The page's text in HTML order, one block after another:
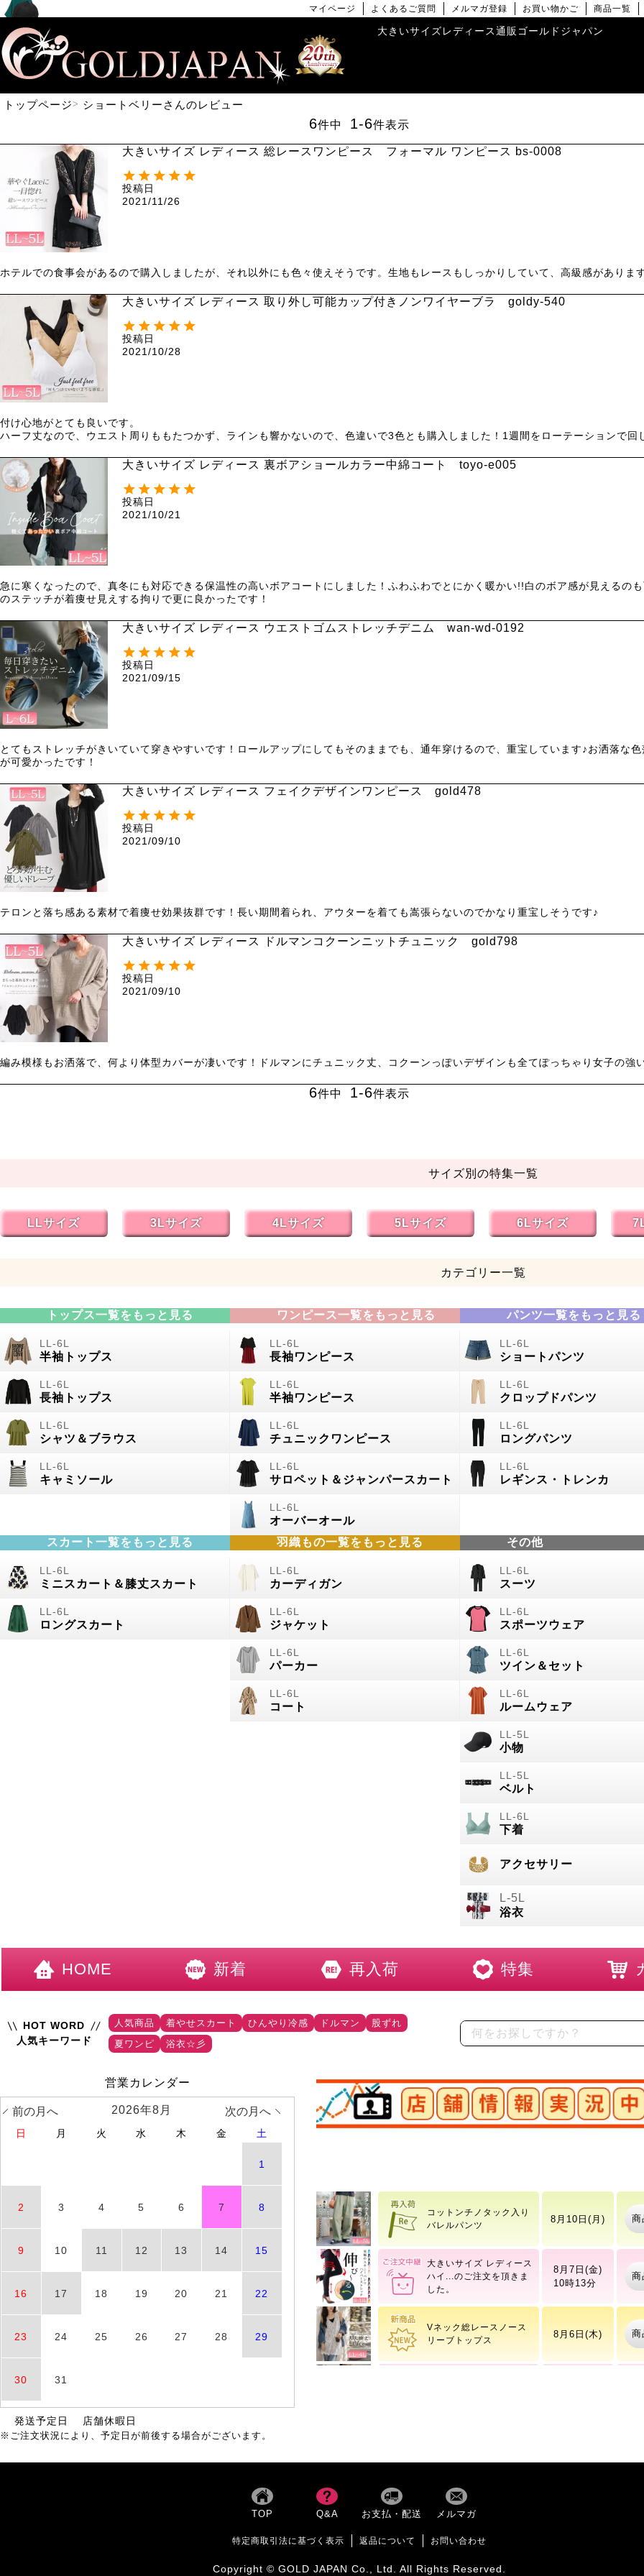
マイページ よくあるご質問 メルマガ登録 お買い物かご 商品一覧
大きいサイズレディース通販ゴールドジャパン
トップページ ショートベリーさんのレビュー
6件中 1-6件表示
大きいサイズ レディース 総レースワンピース フォーマル ワンピース bs-0008
投稿日
2021/11/26
ホテルでの食事会があるので購入しましたが、それ以外にも色々使えそうです。生地もレースもしっかりしていて、高級感がありま
大きいサイズ レディース 取り外し可能カップ付きノンワイヤーブラ goldy-540
投稿日
2021/10/28
付け心地がとても良いです。
ハーフ丈なので、ウエスト周りももたつかず、ラインも響かないので、色違いで3色とも購入しました！1週間をローテーションで回
大きいサイズ レディース 裏ボアショールカラー中綿コート toyo-e005
投稿日
2021/10/21
急に寒くなったので、真冬にも対応できる保温性の高いボアコートにしました！ふわふわでとにかく暖かい!!白のボア感が見えるの
のステッチが着痩せ見えする拘りで更に良かったです！
大きいサイズ レディース ウエストゴムストレッチデニム wan-wd-0192
投稿日
2021/09/15
とてもストレッチがきいていて穿きやすいです！ロールアップにしてもそのままでも、通年穿けるので、重宝しています♪お洒落な
が可愛かったです！
大きいサイズ レディース フェイクデザインワンピース gold478
投稿日
2021/09/10
テロンと落ち感ある素材で着痩せ効果抜群です！長い期間着られ、アウターを着ても嵩張らないのでかなり重宝しそうです♪
大きいサイズ レディース ドルマンコクーンニットチュニック gold798
投稿日
2021/09/10
編み模様もお洒落で、何より体型カバーが凄いです！ドルマンにチュニック丈、コクーンっぽいデザインも全てぽっちゃり女子の強
6件中 1-6件表示
サイズ別の特集一覧
LLサイズ 3Lサイズ 4Lサイズ 5Lサイズ 6Lサイズ
カテゴリー一覧
トップス一覧をもっと見る
半袖トップス
長袖トップス
シャツ＆ブラウス
キャミソール
ワンピース一覧をもっと見る
長袖ワンピース
半袖ワンピース
チュニックワンピース
サロペット＆ジャンパースカート
オーバーオール
パンツ一覧をもっと見る
ショートパンツ
クロップドパンツ
ロングパンツ
レギンス・トレンカ
スカート一覧をもっと見る
ミニスカート＆膝丈スカート
ロングスカート
羽織もの一覧をもっと見る
カーディガン
ジャケット
パーカー
コート
その他
スーツ
スポーツウェア
ツイン＆セット
ルームウェア
小物
ベルト
下着
アクセサリー
浴衣
HOME 新着 再入荷 特集
HOT WORD
人気キーワード
人気商品 着やせスカート ひんやり冷感 ドルマン
股ずれ
夏ワンピ
浴衣☆彡
店舗情報実況中
コットンチノタック入り
バレルパンツ
8月10日(月)
大きいサイズ レディース
ハイ
8月7日(金)
10時13分
Vネック総レースノース
リーブトップス
8月6日(木)
10時13分
ワッフルベストフェイク
レイヤードプルオーバー
営業カレンダー
前の月へ 次の月へ
2026年8月
日 月 火 水 木 金 土
1
2 3 4 5 6 7 8
9 10 11 12 13 14 15
16 17 18 19 20 21 22
23 24 25 26 27 28 29
30 31
発送予定日 店舗休暇日
※ご注文状況により、予定日が前後する場合がございます。
TOP Q&A お支払・配送 メルマガ
特定商取引法に基づく表示 返品について お問い合わせ
Copyright © GOLD JAPAN Co., Ltd. All Rights Reserved.